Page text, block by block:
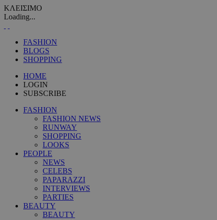
ΚΛΕΙΣΙΜΟ
Loading...
FASHION
BLOGS
SHOPPING
HOME
LOGIN
SUBSCRIBE
FASHION
FASHION NEWS
RUNWAY
SHOPPING
LOOKS
PEOPLE
NEWS
CELEBS
PAPARAZZI
INTERVIEWS
PARTIES
BEAUTY
BEAUTY